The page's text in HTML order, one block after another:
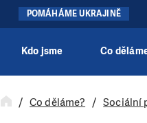
POMÁHÁME UKRAJINĚ
Kdo jsme Co
Co děláme? Sociální